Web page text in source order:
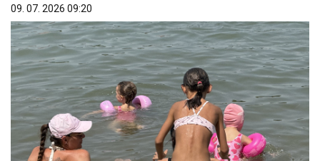
09. 07. 2026 09:20